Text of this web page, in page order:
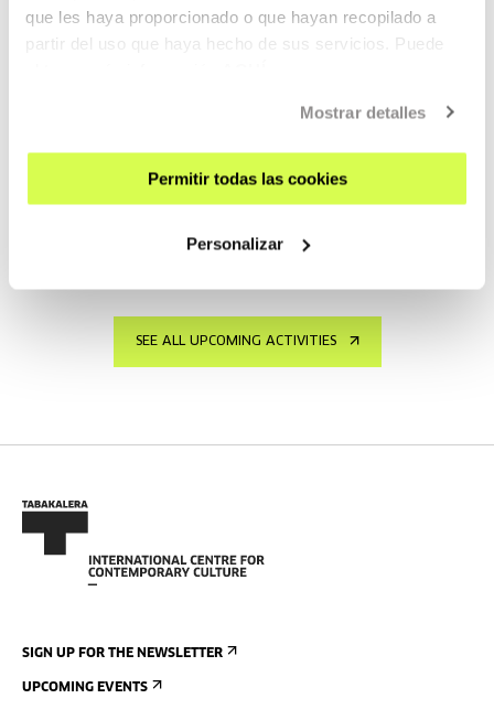
que les haya proporcionado o que hayan recopilado a
partir del uso que haya hecho de sus servicios. Puede
Mostrar detalles
Permitir todas las cookies
Personalizar
SEE ALL UPCOMING ACTIVITIES
SIGN UP FOR THE NEWSLETTER
UPCOMING EVENTS